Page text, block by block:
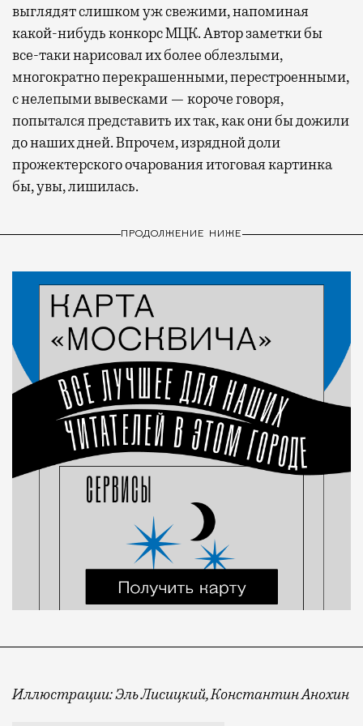
выглядят слишком уж свежими, напоминая
какой-нибудь конкорс МЦК. Автор заметки бы
все-таки нарисовал их более облезлыми,
многократно перекрашенными, перестроенными,
с нелепыми вывесками — короче говоря,
попытался представить их так, как они бы дожили
до наших дней. Впрочем, изрядной доли
прожектерского очарования итоговая картинка
бы, увы, лишилась.
ПРОДОЛЖЕНИЕ НИЖЕ
Иллюстрации: Эль Лисицкий, Константин Анохин